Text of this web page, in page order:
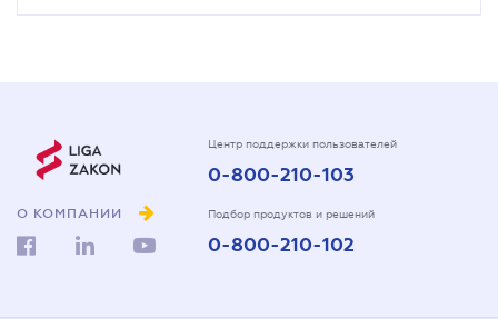
О КОМПАНИИ
Центр поддержки пользователей
0-800-210-103
Подбор продуктов и решений
0-800-210-102